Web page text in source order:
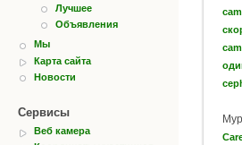
Лучшее
Объявления
Мы
Карта сайта
Новости
Сервисы
Веб камера